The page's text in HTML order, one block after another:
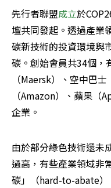
先行者聯盟成立於
壇共同發起。透過產業
碳新技術的投資環境與
碳。創始會員共34個，
（Maersk）、空中巴
（Amazon）、蘋果（
企業。
由於部分綠色技術還未
過高，有些產業領域非
碳」（hard-to-abate）